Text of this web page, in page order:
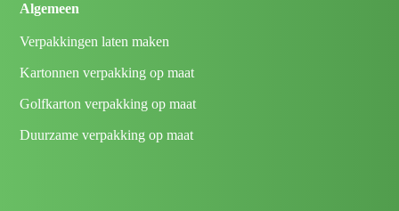
Algemeen
Verpakkingen laten maken
Kartonnen verpakking op maat
Golfkarton verpakking op maat
Duurzame verpakking op maat